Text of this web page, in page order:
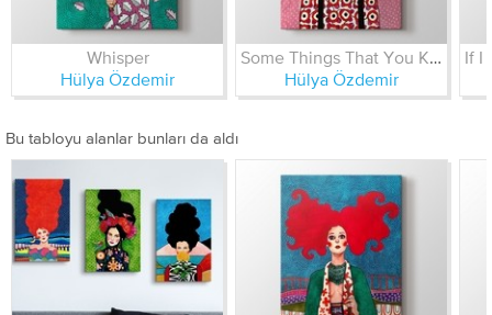
Whisper
Hülya Özdemir
Some Things That You Know
Hülya Özdemir
Bu tabloyu alanlar bunları da aldı